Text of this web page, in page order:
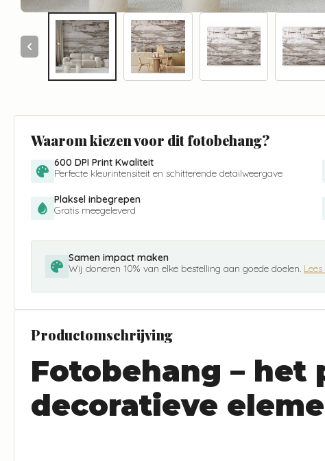
Waarom kiezen voor dit fotobehang?
600 DPI Print Kwaliteit
Perfecte kleurintensiteit en schitterende detailweergave
Plaksel inbegrepen
Gratis meegeleverd
Samen impact maken
Wij doneren 10% van elke bestelling aan goede doelen.
Productomschrijving
Fotobehang – het
decoratieve